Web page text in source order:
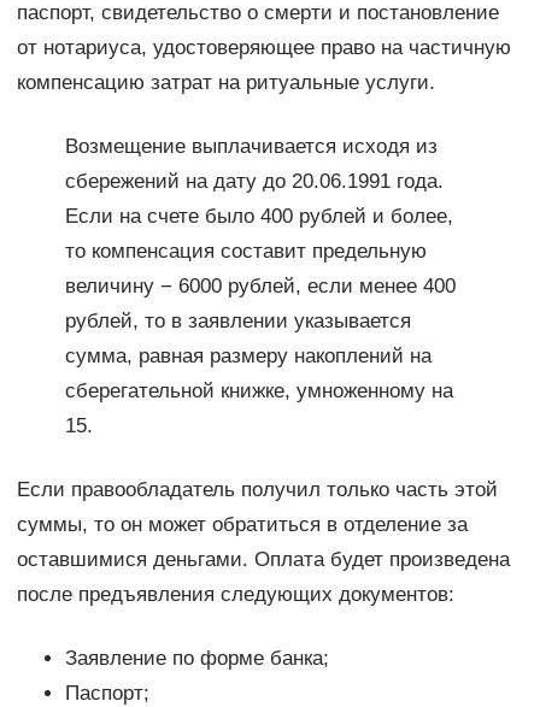
паспорт, свидетельство о смерти и постановление
от нотариуса, удостоверяющее право на частичную
компенсацию затрат на ритуальные услуги.
Возмещение выплачивается исходя из
сбережений на дату до 20.06.1991 года.
Если на счете было 400 рублей и более,
то компенсация составит предельную
величину − 6000 рублей, если менее 400
рублей, то в заявлении указывается
сумма, равная размеру накоплений на
сберегательной книжке, умноженному на
15.
Если правообладатель получил только часть этой
суммы, то он может обратиться в отделение за
оставшимися деньгами. Оплата будет произведена
после предъявления следующих документов:
Заявление по форме банка;
Паспорт;